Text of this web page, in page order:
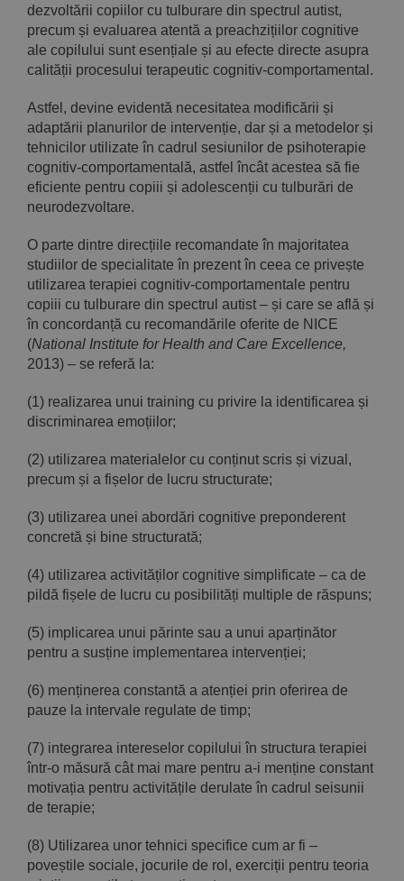
dezvoltării copiilor cu tulburare din spectrul autist,
precum și evaluarea atentă a preachzițiilor cognitive
ale copilului sunt esențiale și au efecte directe asupra
calității procesului terapeutic cognitiv-comportamental.
Astfel, devine evidentă necesitatea modificării și
adaptării planurilor de intervenție, dar și a metodelor și
tehnicilor utilizate în cadrul sesiunilor de psihoterapie
cognitiv-comportamentală, astfel încât acestea să fie
eficiente pentru copiii și adolescenții cu tulburări de
neurodezvoltare.
O parte dintre direcțiile recomandate în majoritatea
studiilor de specialitate în prezent în ceea ce privește
utilizarea terapiei cognitiv-comportamentale pentru
copiii cu tulburare din spectrul autist – și care se află și
în concordanță cu recomandările oferite de NICE
(National Institute for Health and Care Excellence,
2013) – se referă la:
(1) realizarea unui training cu privire la identificarea și
discriminarea emoțiilor;
(2) utilizarea materialelor cu conținut scris și vizual,
precum și a fișelor de lucru structurate;
(3) utilizarea unei abordări cognitive preponderent
concretă și bine structurată;
(4) utilizarea activităților cognitive simplificate – ca de
pildă fișele de lucru cu posibilități multiple de răspuns;
(5) implicarea unui părinte sau a unui aparținător
pentru a susține implementarea intervenției;
(6) menținerea constantă a atenției prin oferirea de
pauze la intervale regulate de timp;
(7) integrarea intereselor copilului în structura terapiei
într-o măsură cât mai mare pentru a-i menține constant
motivația pentru activitățile derulate în cadrul seisunii
de terapie;
(8) Utilizarea unor tehnici specifice cum ar fi –
poveștile sociale, jocurile de rol, exerciții pentru teoria